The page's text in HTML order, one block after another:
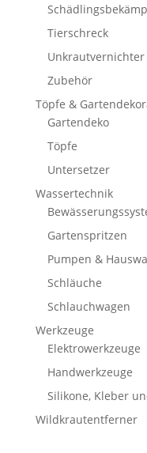
Tierschreck
Unkrautvernichter
Zubehör
Töpfe &
Gartendeko
Töpfe
Untersetzer
Wassertechnik
Gartenspritzen
Pumpen &
Schläuche
Schlauchwagen
Werkzeuge
Elektrowerkzeuge
Handwerkzeuge
Silikone, Kleber
Wildkrautentferner